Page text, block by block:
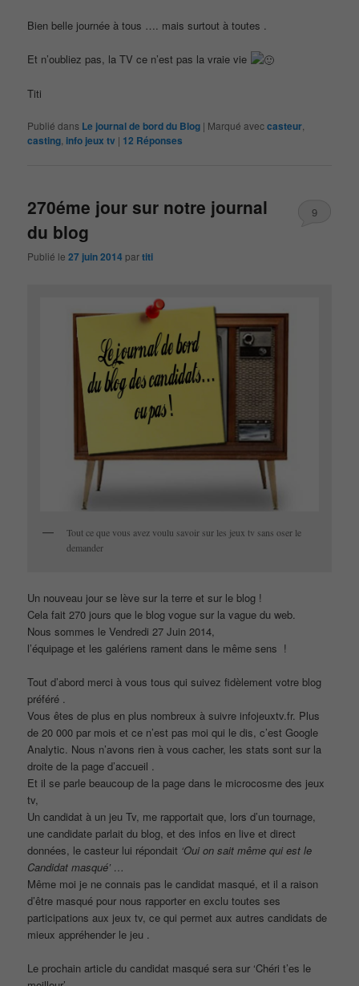
Bien belle journée à tous …. mais surtout à toutes .
Et n’oubliez pas, la TV ce n’est pas la vraie vie
Titi
Publié dans Le journal de bord du Blog | Marqué aveccasteur
casting info jeux tv | 12 Réponses
270éme jour sur notre journal
du blog
Publié le27 juin 2014 partiti
9
Tout ce que vous avez voulu savoir sur les jeux tv sans oser le
demander
Un nouveau jour se lève sur la terre et sur le blog !
Cela fait 270 jours que le blog vogue sur la vague du web.
Nous sommes le Vendredi 27 Juin 2014,
l’équipage et les galériens rament dans le même sens !
Tout d’abord merci à vous tous qui suivez fidèlement votre blog
préféré .
Vous êtes de plus en plus nombreux à suivre infojeuxtv.fr. Plus
de 20 000 par mois et ce n’est pas moi qui le dis, c’est Google
Analytic. Nous n’avons rien à vous cacher, les stats sont sur la
droite de la page d’accueil .
Et il se parle beaucoup de la page dans le microcosme des jeux
tv,
Un candidat à un jeu Tv, me rapportait que, lors d’un tournage,
une candidate parlait du blog, et des infos en live et direct
données, le casteur lui répondait ‘Oui on sait même qui est le
Candidat masqué’ …
Même moi je ne connais pas le candidat masqué, et il a raison
d’être masqué pour nous rapporter en exclu toutes ses
participations aux jeux tv, ce qui permet aux autres candidats de
mieux appréhender le jeu .
Le prochain article du candidat masqué sera sur ‘Chéri t’es le